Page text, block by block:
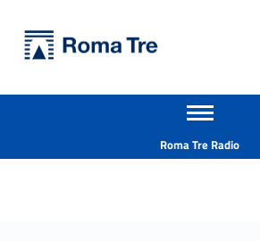
Prof.ssa ALESSANDRA CHIERA - Università Roma Tre
Apri il menu secondario
Roma Tre Radio